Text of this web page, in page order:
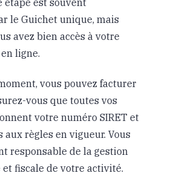
le Guichet unique, mais
avez bien accès à votre
ligne.
vous pouvez facturer
vous que toutes vos
votre numéro SIRET et
aux règles en vigueur. Vous
responsable de la gestion
fiscale de votre activité.